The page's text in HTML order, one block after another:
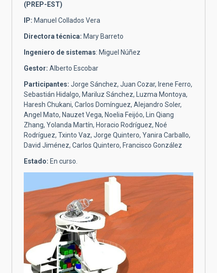
(PREP-EST)
IP: Manuel Collados Vera
Directora técnica: Mary Barreto
Ingeniero de sistemas: Miguel Núñez
Gestor: Alberto Escobar
Participantes: Jorge Sánchez, Juan Cozar, Irene Ferro,
Sebastián Hidalgo, Mariluz Sánchez, Luzma Montoya,
Haresh Chukani, Carlos Domínguez, Alejandro Soler,
Angel Mato, Nauzet Vega, Noelia Feijóo, Lin Qiang
Zhang, Yolanda Martín, Horacio Rodríguez, Noé
Rodríguez, Txinto Vaz, Jorge Quintero, Yanira Carballo,
David Jiménez, Carlos Quintero, Francisco González
Estado: En curso.